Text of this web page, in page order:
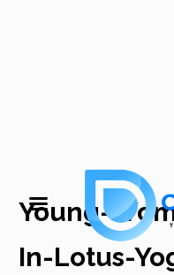
Young-
In-Lotus-